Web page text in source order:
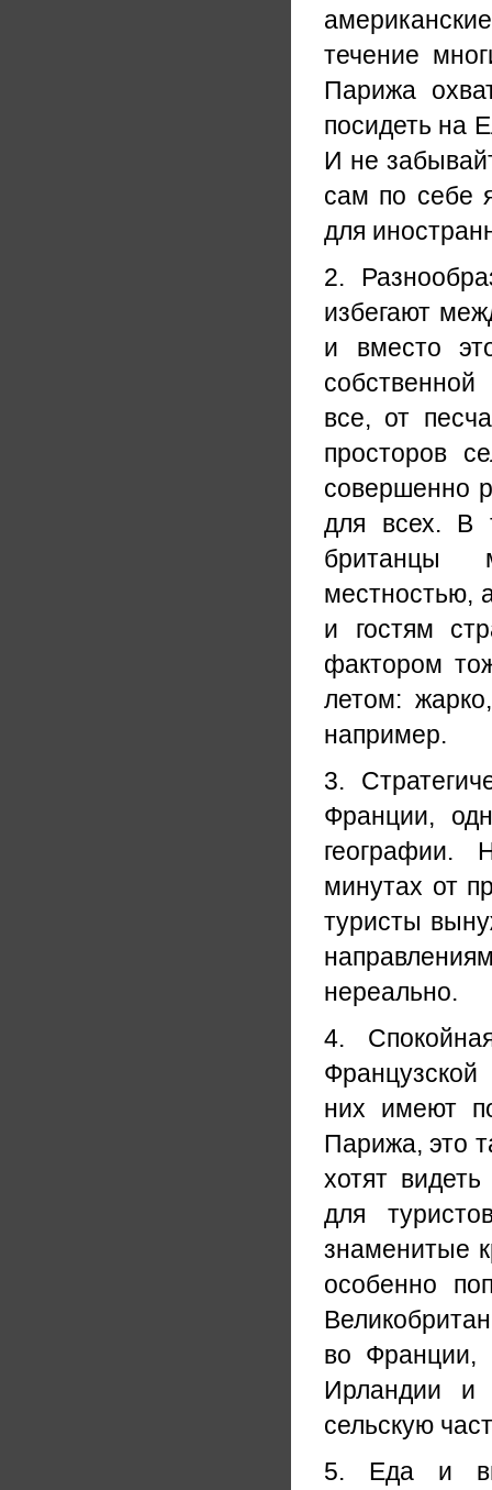
течение
Парижа
посидеть на
И не
сам по себе
для
2.
избегают
и вместо
все, от
просторов
совершенно
для всех. В
британцы
местностью,
и гостям
фактором
летом:
например.
3.
Франции,
географии.
минутах от
туристы
нереально.
4.
них имеют
Парижа, это
хотят
для
знаменитые
особенно
во Франции,
Ирландии и
сельскую
5. Еда и